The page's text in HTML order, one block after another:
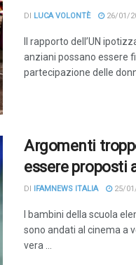
DI LUCA VOLONTÈ 26/01/
Il rapporto dell’UN
anziani possano essere
partecipazione delle
Argomenti
essere proposti
DI IFAMNEWS ITALIA 25/
I bambini della scuola
sono andati al cinema a
vera ...